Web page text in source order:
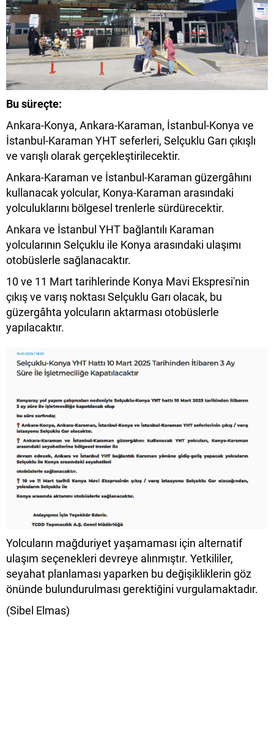
Bu süreçte:
Ankara-Konya, Ankara-Karaman, İstanbul-Konya ve
İstanbul-Karaman YHT seferleri, Selçuklu Garı çıkışlı
ve varışlı olarak gerçekleştirilecektir.
Ankara-Karaman ve İstanbul-Karaman güzergâhını
kullanacak yolcular, Konya-Karaman arasındaki
yolculuklarını bölgesel trenlerle sürdürecektir.
Ankara ve İstanbul YHT bağlantılı Karaman
yolcularının Selçuklu ile Konya arasındaki ulaşımı
otobüslerle sağlanacaktır.
10 ve 11 Mart tarihlerinde Konya Mavi Ekspresi'nin
çıkış ve varış noktası Selçuklu Garı olacak, bu
güzergâhta yolcuların aktarması otobüslerle
yapılacaktır.
Yolcuların mağduriyet yaşamaması için alternatif
ulaşım seçenekleri devreye alınmıştır. Yetkililer,
seyahat planlaması yaparken bu değişikliklerin göz
önünde bulundurulması gerektiğini vurgulamaktadır.
(Sibel Elmas)